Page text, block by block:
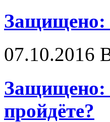
Защищено:
07.10.2016
Защищено:
пройдёте?